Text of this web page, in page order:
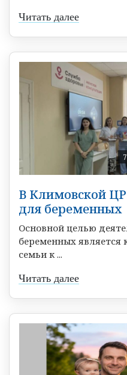
Читать далее
В Климовской
для беременных
Основной целью
беременных является
семьи к ...
Читать далее